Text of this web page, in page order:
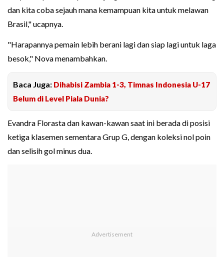
dan kita coba sejauh mana kemampuan kita untuk melawan
Brasil," ucapnya.
"Harapannya pemain lebih berani lagi dan siap lagi untuk laga
besok," Nova menambahkan.
Baca Juga: Dihabisi Zambia 1-3, Timnas Indonesia U-17
Belum di Level Piala Dunia?
Evandra Florasta dan kawan-kawan saat ini berada di posisi
ketiga klasemen sementara Grup G, dengan koleksi nol poin
dan selisih gol minus dua.